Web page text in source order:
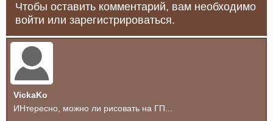
Чтобы оставить комментарий, вам необходимо
войти или зарегистрироваться.
VickaKo
ИНтересно, можно ли рисовать на ГП...